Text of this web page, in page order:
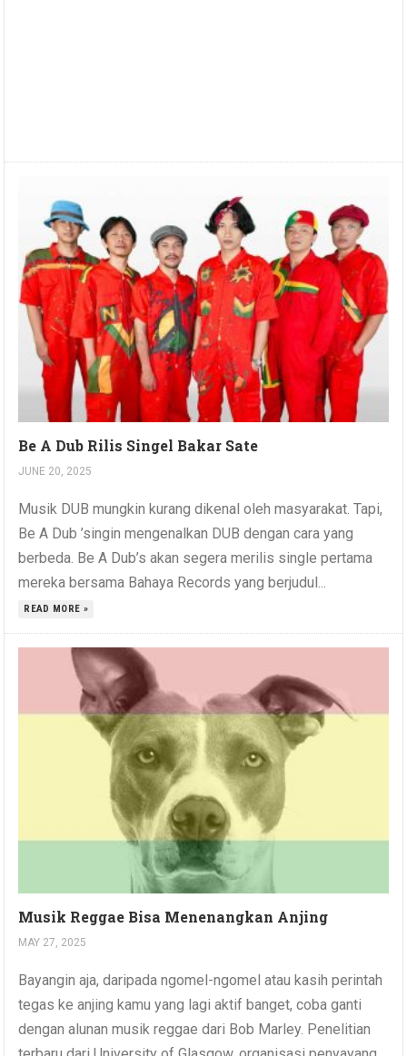
Be A Dub Rilis Singel Bakar Sate
JUNE 20, 2025
Musik DUB mungkin kurang dikenal oleh masyarakat. Tapi,
Be A Dub ’singin mengenalkan DUB dengan cara yang
berbeda. Be A Dub’s akan segera merilis single pertama
mereka bersama Bahaya Records yang berjudul...
READ MORE »
Musik Reggae Bisa Menenangkan Anjing
MAY 27, 2025
Bayangin aja, daripada ngomel-ngomel atau kasih perintah
tegas ke anjing kamu yang lagi aktif banget, coba ganti
dengan alunan musik reggae dari Bob Marley. Penelitian